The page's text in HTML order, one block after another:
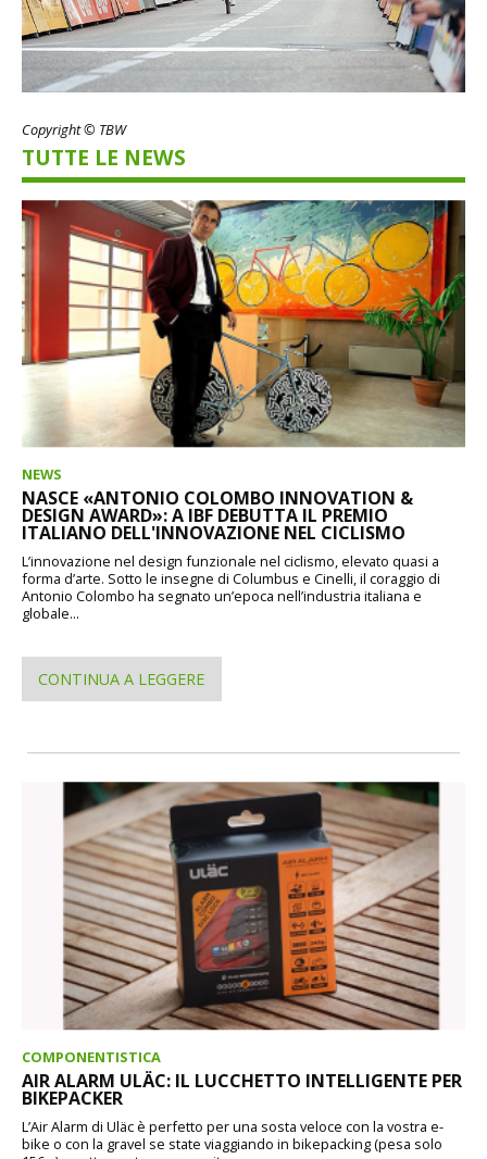
Copyright © TBW
TUTTE LE NEWS
NEWS
NASCE «ANTONIO COLOMBO INNOVATION &
DESIGN AWARD»: A IBF DEBUTTA IL PREMIO
ITALIANO DELL'INNOVAZIONE NEL CICLISMO
L’innovazione nel design funzionale nel ciclismo, elevato quasi a
forma d’arte. Sotto le insegne di Columbus e Cinelli, il coraggio di
Antonio Colombo ha segnato un’epoca nell’industria italiana e
globale...
CONTINUA A LEGGERE
COMPONENTISTICA
AIR ALARM ULÄC: IL LUCCHETTO INTELLIGENTE PER
BIKEPACKER
L’Air Alarm di Uläc è perfetto per una sosta veloce con la vostra e-
bike o con la gravel se state viaggiando in bikepacking (pesa solo